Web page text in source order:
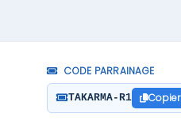
CODE PARRAINAGE
TAKARMA-R1 Copier